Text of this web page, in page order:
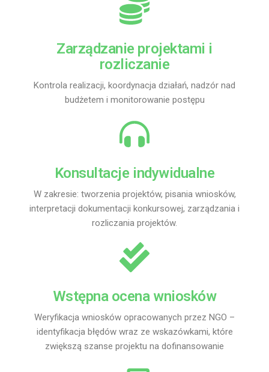
Zarządzanie projektami i
rozliczanie
Kontrola realizacji, koordynacja działań, nadzór nad
budżetem i monitorowanie postępu
Konsultacje indywidualne
W zakresie: tworzenia projektów, pisania wniosków,
interpretacji dokumentacji konkursowej, zarządzania i
rozliczania projektów.
Wstępna ocena wniosków
Weryfikacja wniosków opracowanych przez NGO –
identyfikacja błędów wraz ze wskazówkami, które
zwiększą szanse projektu na dofinansowanie